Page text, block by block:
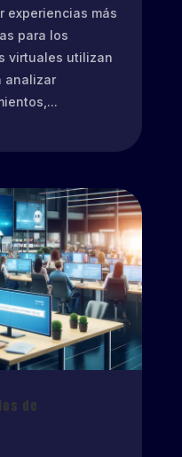
experiencias más
para los
virtuales utilizan
analizar
de